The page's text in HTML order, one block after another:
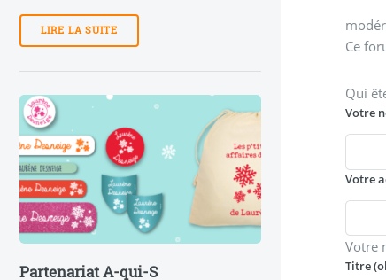
Ce
Qui
Votre
Votre
Votre
Titre
LIRE LA SUITE
Partenariat A-qui-S